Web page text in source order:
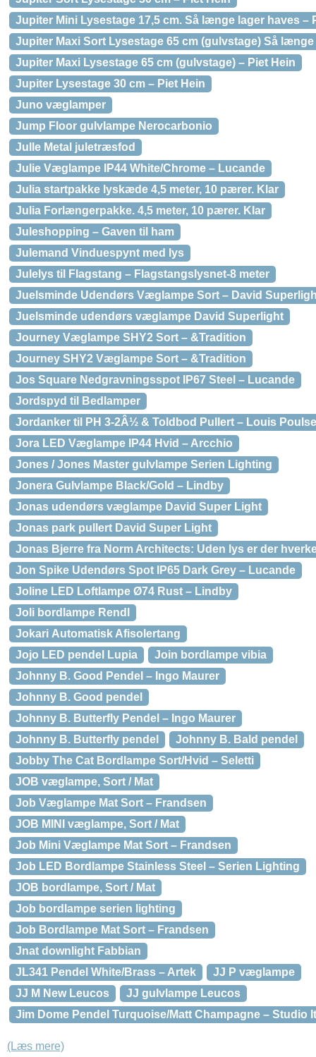
Jupiter Mini Lysestage 17,5 cm. Så længe lager haves
Jupiter Maxi Sort Lysestage 65 cm (gulvstage) Så
Jupiter Maxi Lysestage 65 cm (gulvstage) – Piet Hein
Jupiter Lysestage 30 cm – Piet Hein
Juno væglamper
Jump Floor gulvlampe Nerocarbonio
Julle Metal juletræsfod
Julie Væglampe IP44 White/Chrome – Lucande
Julia startpakke lyskæde 4,5 meter, 10 pærer. Klar
Julia Forlængerpakke. 4,5 meter, 10 pærer. Klar
Juleshopping – Gaven til ham
Julemand Vinduespynt med lys
Julelys til Flagstang – Flagstangslysnet-8 meter
Juelsminde Udendørs Væglampe Sort – David
Juelsminde udendørs væglampe David Superlight
Journey Væglampe SHY2 Sort – &Tradition
Journey SHY2 Væglampe Sort – &Tradition
Jos Square Nedgravningsspot IP67 Steel – Lucande
Jordspyd til Bedlamper
Jordanker til PH 3-2Â½ & Toldbod Pullert – Louis
Jora LED Væglampe IP44 Hvid – Arcchio
Jones / Jones Master gulvlampe Serien Lighting
Jonera Gulvlampe Black/Gold – Lindby
Jonas udendørs væglampe David Super Light
Jonas park pullert David Super Light
Jonas Bjerre fra Norm Architects: Uden lys er der
Jon Spike Udendørs Spot IP65 Dark Grey – Lucande
Joline LED Loftlampe Ø74 Rust – Lindby
Joli bordlampe Rendl
Jokari Automatisk Afisolertang
Jojo LED pendel Lupia
Join bordlampe vibia
Johnny B. Good Pendel – Ingo Maurer
Johnny B. Good pendel
Johnny B. Butterfly Pendel – Ingo Maurer
Johnny B. Butterfly pendel
Johnny B. Bald pendel
Jobby The Cat Bordlampe Sort/Hvid – Seletti
JOB væglampe, Sort / Mat
Job Væglampe Mat Sort – Frandsen
JOB MINI væglampe, Sort / Mat
Job Mini Væglampe Mat Sort – Frandsen
Job LED Bordlampe Stainless Steel – Serien Lighting
JOB bordlampe, Sort / Mat
Job bordlampe serien lighting
Job Bordlampe Mat Sort – Frandsen
Jnat downlight Fabbian
JL341 Pendel White/Brass – Artek
JJ P væglampe
JJ M New Leucos
JJ gulvlampe Leucos
Jim Dome Pendel Turquoise/Matt Champagne – Studio
(Læs mere)